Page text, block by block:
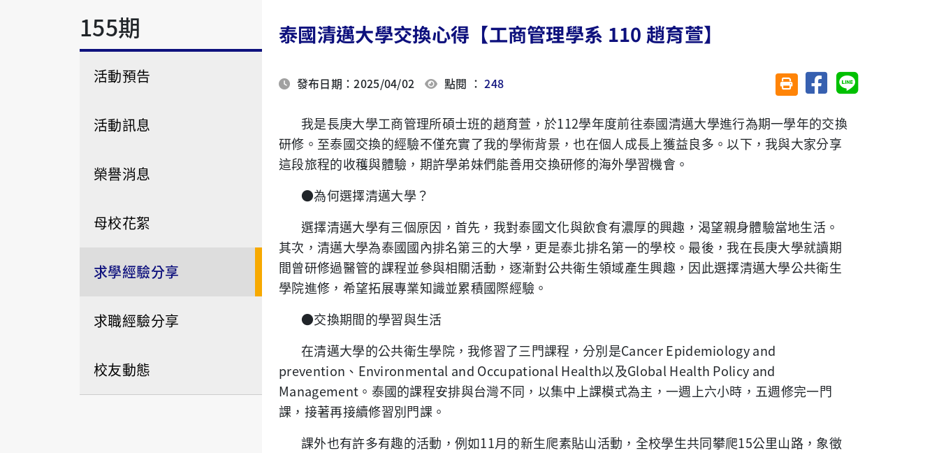
155期
活動預告
活動訊息
榮譽消息
母校花絮
求學經驗分享
求職經驗分享
校友動態
泰國清邁大學交換心得【工商管理學系 110 趙育萱】
發布日期：2025/04/02 點閱 ：248 友善列印(另開視窗)
分享至臉書分享至 Line
我是長庚大學工商管理所碩士班的趙育萱，於112學年度前往泰國清邁大學進行為期一學年的交換
研修。至泰國交換的經驗不僅充實了我的學術背景，也在個人成長上獲益良多。以下，我與大家分享
這段旅程的收穫與體驗，期許學弟妹們能善用交換研修的海外學習機會。
●為何選擇清邁大學？
選擇清邁大學有三個原因，首先，我對泰國文化與飲食有濃厚的興趣，渴望親身體驗當地生活。
其次，清邁大學為泰國國內排名第三的大學，更是泰北排名第一的學校。最後，我在長庚大學就讀期
間曾研修過醫管的課程並參與相關活動，逐漸對公共衛生領域產生興趣，因此選擇清邁大學公共衛生
學院進修，希望拓展專業知識並累積國際經驗。
●交換期間的學習與生活
在清邁大學的公共衛生學院，我修習了三門課程，分別是Cancer Epidemiology and
prevention 、 Environmental and Occupational Health以及Global Health Policy and
Management 。泰國的課程安排與台灣不同，以集中上課模式為主，一週上六小時，五週修完一門
課，接著再接續修習別門課。
課外也有許多有趣的活動，例如11月的新生爬素貼山活動，全校學生共同攀爬15公里山路，象徵